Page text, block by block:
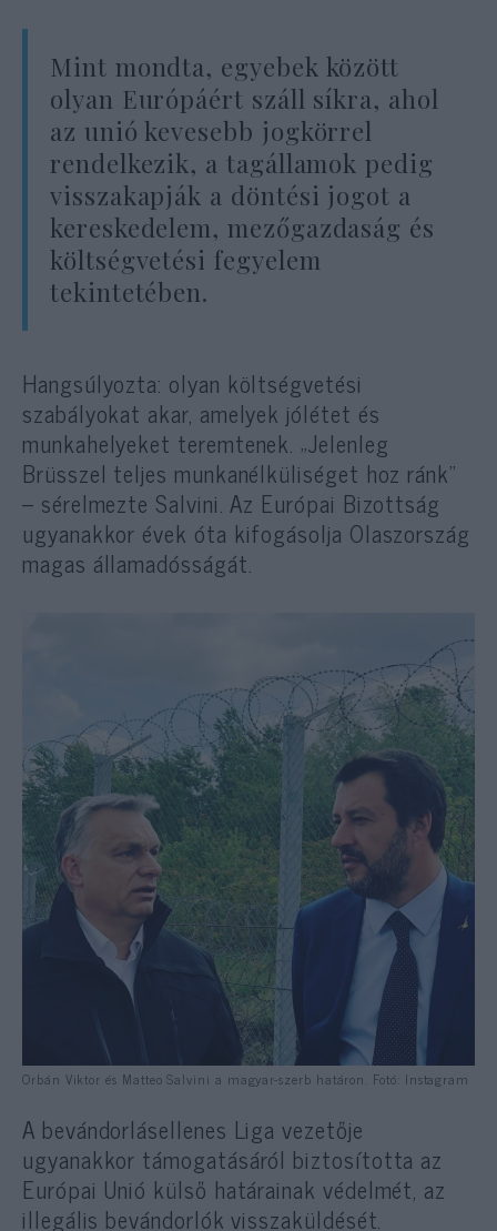
Mint mondta, egyebek között
olyan Európáért száll síkra, ahol
az unió kevesebb jogkörrel
rendelkezik, a tagállamok pedig
visszakapják a döntési jogot a
kereskedelem, mezőgazdaság és
költségvetési fegyelem
tekintetében.
Hangsúlyozta: olyan költségvetési
szabályokat akar, amelyek jólétet és
munkahelyeket teremtenek. „Jelenleg
Brüsszel teljes munkanélküliséget hoz ránk”
– sérelmezte Salvini. Az Európai Bizottság
ugyanakkor évek óta kifogásolja Olaszország
magas államadósságát.
Orbán Viktor és Matteo Salvini a magyar-szerb határon. Fotó: Instagram
A bevándorlásellenes Liga vezetője
ugyanakkor támogatásáról biztosította az
Európai Unió külső határainak védelmét, az
illegális bevándorlók visszaküldését.